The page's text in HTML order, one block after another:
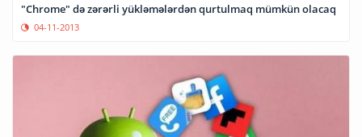
"Chrome" də zərərli yükləmələrdən qurtulmaq mümkün olacaq
04-11-2013